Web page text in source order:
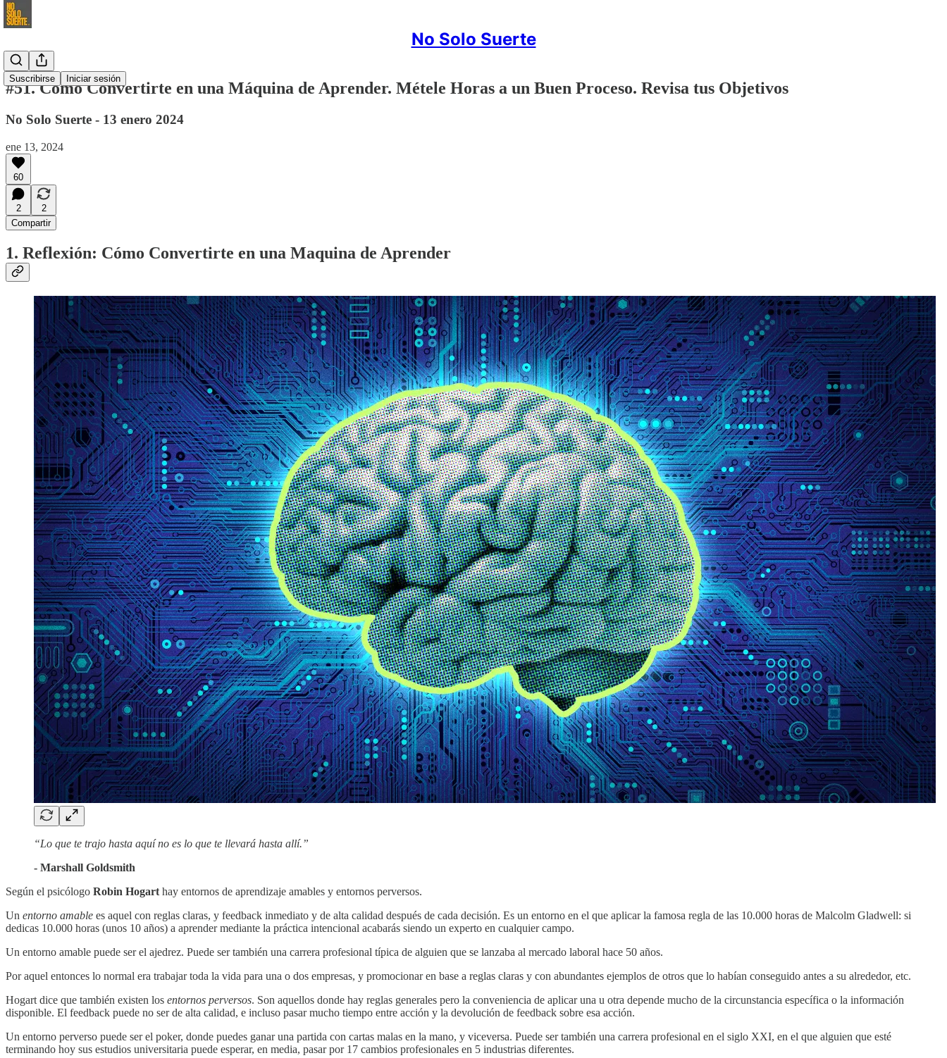
No Solo Suerte
Suscribirse Iniciar sesión
#51. Cómo Convertirte en una Máquina de Aprender. Métele Horas a un Buen Proceso. Revisa tus Objetivos
No Solo Suerte - 13 enero 2024
ene 13, 2024
60
2
2
Compartir
1. Reflexión: Cómo Convertirte en una Maquina de Aprender
“Lo que te trajo hasta aquí no es lo que te llevará hasta allí.”
- Marshall Goldsmith
Según el psicólogo Robin Hogart hay entornos de aprendizaje amables y entornos perversos.
Un entorno amable es aquel con reglas claras, y feedback inmediato y de alta calidad después de cada decisión. Es un entorno en el que aplicar la famosa regla de las 10.000 horas de Malcolm Gladwell: si
dedicas 10.000 horas (unos 10 años) a aprender mediante la práctica intencional acabarás siendo un experto en cualquier campo.
Un entorno amable puede ser el ajedrez. Puede ser también una carrera profesional típica de alguien que se lanzaba al mercado laboral hace 50 años.
Por aquel entonces lo normal era trabajar toda la vida para una o dos empresas, y promocionar en base a reglas claras y con abundantes ejemplos de otros que lo habían conseguido antes a su alrededor, etc.
Hogart dice que también existen los entornos perversos. Son aquellos donde hay reglas generales pero la conveniencia de aplicar una u otra depende mucho de la circunstancia específica o la información
disponible. El feedback puede no ser de alta calidad, e incluso pasar mucho tiempo entre acción y la devolución de feedback sobre esa acción.
Un entorno perverso puede ser el poker, donde puedes ganar una partida con cartas malas en la mano, y viceversa. Puede ser también una carrera profesional en el siglo XXI, en el que alguien que esté
terminando hoy sus estudios universitaria puede esperar, en media, pasar por 17 cambios profesionales en 5 industrias diferentes.